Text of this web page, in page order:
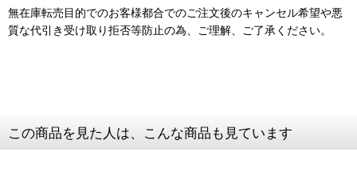
無在庫転売目的でのお客様都合でのご注文後のキャンセル希望や悪
質な代引き受け取り拒否等防止の為、ご理解、ご了承ください。
この商品を見た人は、こんな商品も見ています